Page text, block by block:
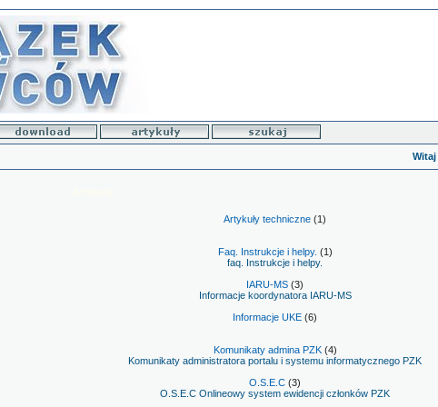
Witaj
Artykuły techniczne (1)
Faq. Instrukcje i helpy. (1)
faq. Instrukcje i helpy.
IARU-MS (3)
Informacje koordynatora IARU-MS
Informacje UKE (6)
Komunikaty admina PZK (4)
Komunikaty administratora portalu i systemu informatycznego PZK
O.S.E.C (3)
O.S.E.C Onlineowy system ewidencji członków PZK